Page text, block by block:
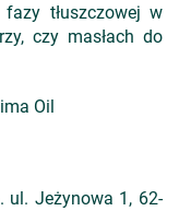
tłuszczowej w
czy masłach do
Oil
ul. Jeżynowa 1, 62-